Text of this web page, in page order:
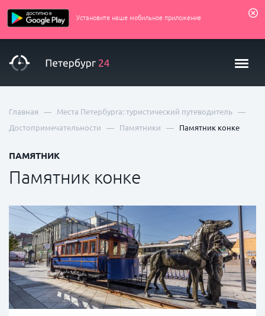
Установите наше мобильное приложение
Главная — Места Петербурга: туристический путеводитель —
Достопримечательности — Памятники — Памятник конке
ПАМЯТНИК
Памятник конке